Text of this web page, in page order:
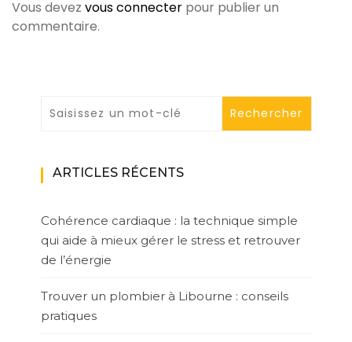
Vous devez vous connecter pour publier un
commentaire.
ARTICLES RÉCENTS
Cohérence cardiaque : la technique simple
qui aide à mieux gérer le stress et retrouver
de l’énergie
Trouver un plombier à Libourne : conseils
pratiques